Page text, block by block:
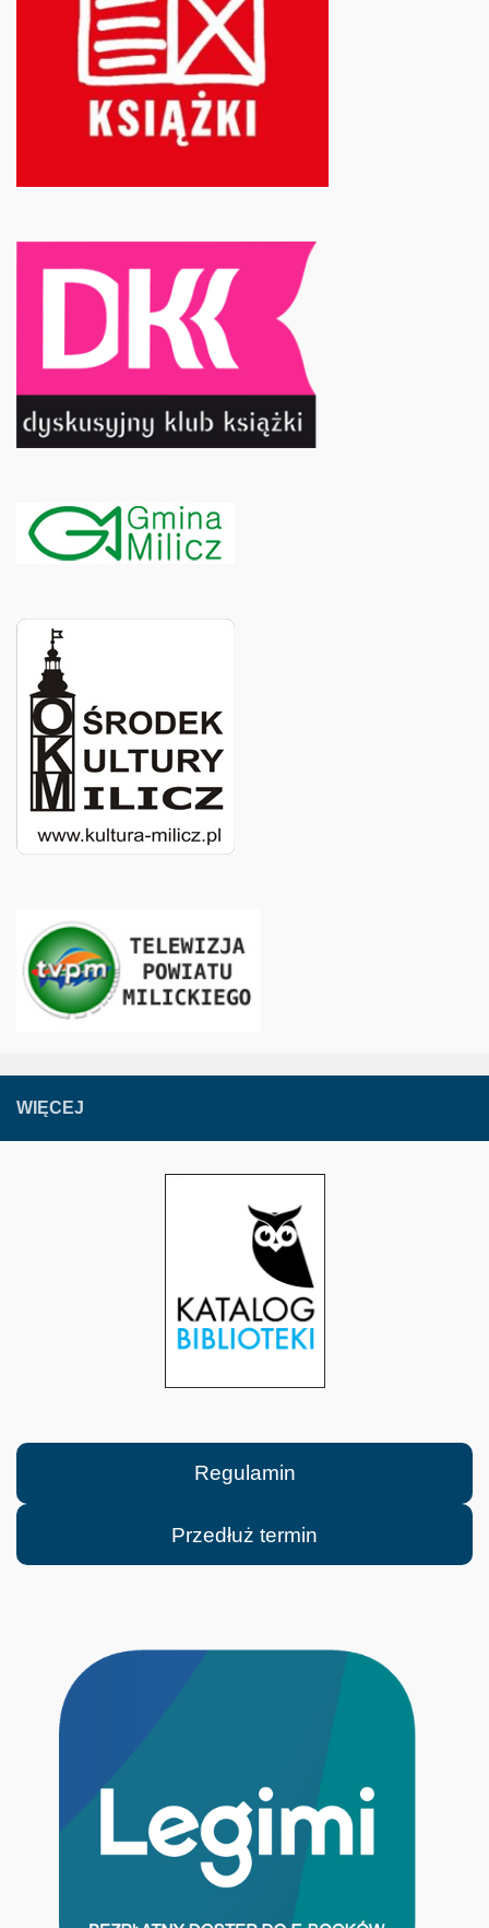
WIĘCEJ
Regulamin
Przedłuż termin